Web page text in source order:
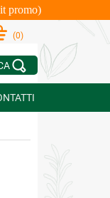
promo)
(0)